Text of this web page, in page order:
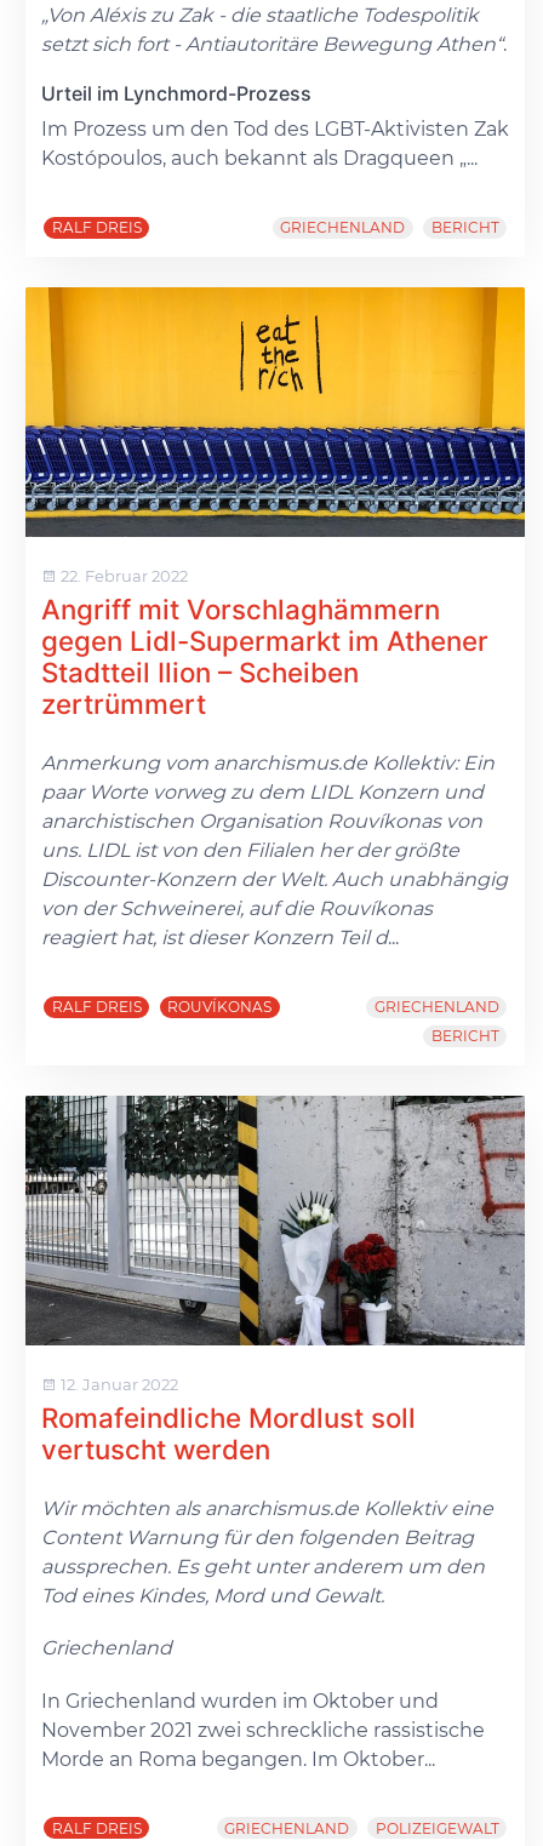
„Von Aléxis zu Zak - die staatliche Todespolitik
setzt sich fort - Antiautoritäre Bewegung Athen“.
Urteil im Lynchmord-Prozess
Im Prozess um den Tod des LGBT-Aktivisten Zak
Kostópoulos, auch bekannt als Dragqueen „...
RALF DREIS GRIECHENLAND BERICHT
22. Februar 2022
Angriff mit Vorschlaghämmern
gegen Lidl-Supermarkt im Athener
Stadtteil Ilion – Scheiben
zertrümmert
Anmerkung vom anarchismus.de Kollektiv: Ein
paar Worte vorweg zu dem LIDL Konzern und
anarchistischen Organisation Rouvíkonas von
uns. LIDL ist von den Filialen her der größte
Discounter-Konzern der Welt. Auch unabhängig
von der Schweinerei, auf die Rouvíkonas
reagiert hat, ist dieser Konzern Teil d...
RALF DREIS ROUVÍKONAS
GRIECHENLAND
BERICHT
12. Januar 2022
Romafeindliche Mordlust soll
vertuscht werden
Wir möchten als anarchismus.de Kollektiv eine
Content Warnung für den folgenden Beitrag
aussprechen. Es geht unter anderem um den
Tod eines Kindes, Mord und Gewalt.
Griechenland
In Griechenland wurden im Oktober und
November 2021 zwei schreckliche rassistische
Morde an Roma begangen. Im Oktober...
RALF DREIS GRIECHENLAND
POLIZEIGEWALT